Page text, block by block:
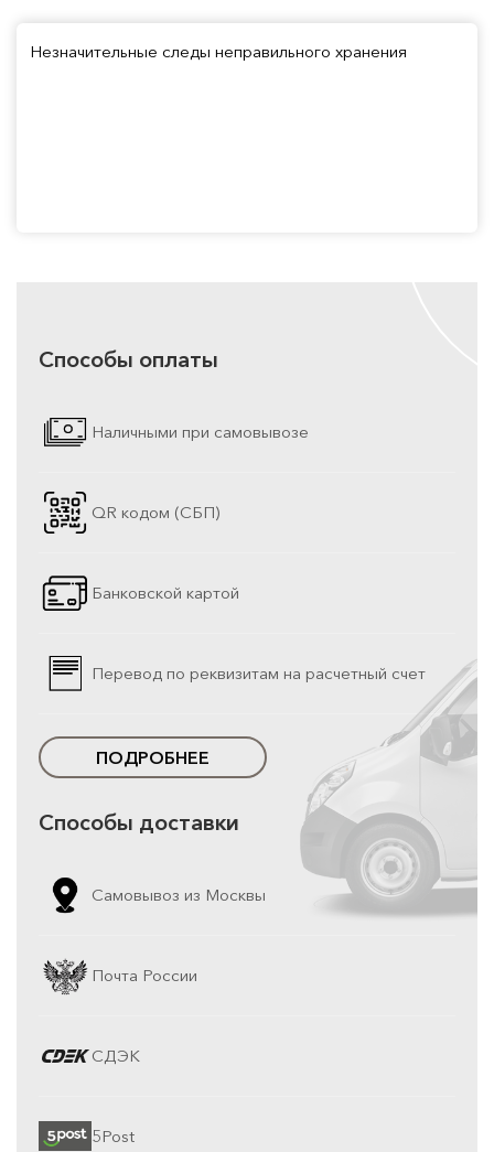
Незначительные следы неправильного хранения
Способы оплаты
Наличными при самовывозе
QR кодом (СБП)
Банковской картой
Перевод по реквизитам на расчетный счет
ПОДРОБНЕЕ
Способы доставки
Самовывоз из Москвы
Почта России
СДЭК
5Post